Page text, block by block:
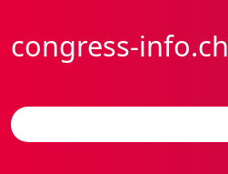
congress-info.ch